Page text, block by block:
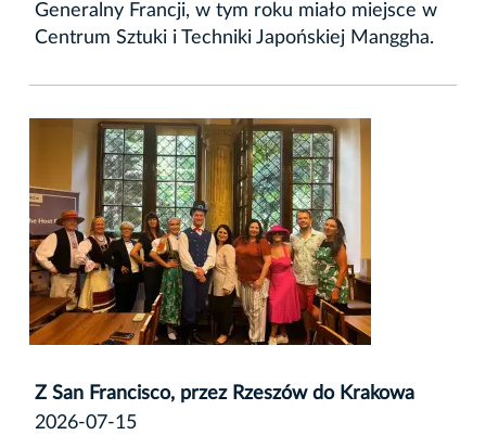
Generalny Francji, w tym roku miało miejsce w
Centrum Sztuki i Techniki Japońskiej Manggha.
Z San Francisco, przez Rzeszów do Krakowa
2026-07-15